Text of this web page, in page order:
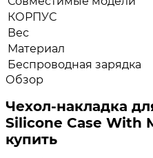
КОРПУС
Вес
Материал
Беспроводная зарядка
Обзор
Чехол-накладка
Silicone Case With
купить